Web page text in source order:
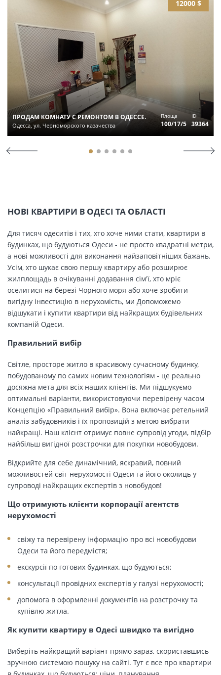
12000 $
ПРОДАМ КОМНАТУ С РЕМОНТОМ В ОДЕССЕ.
Одесса, ул. Черноморского казачества
Площа
100/17/5
ID
39364
НОВІ КВАРТИРИ В ОДЕСІ ТА ОБЛАСТІ
Для тисяч одеситів і тих, хто хоче ними стати, квартири в
будинках, що будуються Одеси - не просто квадратні метри,
а нові можливості для виконання найзаповітніших бажань.
Усім, хто шукає свою першу квартиру або розширює
жилплощадь в очікуванні додавання сім'ї, хто мріє
оселитися на березі Чорного моря або хоче зробити
вигідну інвестицію в нерухомість, ми Допоможемо
відшукати і купити квартири від найкращих будівельних
компаній Одеси.
Правильний вибір
Світле, просторе житло в красивому сучасному будинку,
побудованому по самих новим технологіям - це реально
досяжна мета для всіх наших клієнтів. Ми підшукуємо
оптимальні варіанти, використовуючи перевірену часом
Концепцію «Правильний вибір». Вона включає ретельний
аналіз забудовників і їх пропозицій з метою вибрати
найкращі. Наш клієнт отримує повне супровід угоди, підбір
найбільш вигідної розстрочки для покупки новобудови.
Відкрийте для себе динамічний, яскравий, повний
можливостей світ нерухомості Одеси та його околиць у
супроводі найкращих експертів з новобудов!
Що отримують клієнти корпорації агентств
нерухомості
свіжу та перевірену інформацію про всі новобудови
Одеси та його передмістя;
екскурсії по готових будинках, що будуються;
консультації провідних експертів у галузі нерухомості;
допомога в оформленні документів на розстрочку та
купівлю житла.
Як купити квартиру в Одесі швидко та вигідно
Виберіть найкращий варіант прямо зараз, скориставшись
зручною системою пошуку на сайті. Тут є все про квартири